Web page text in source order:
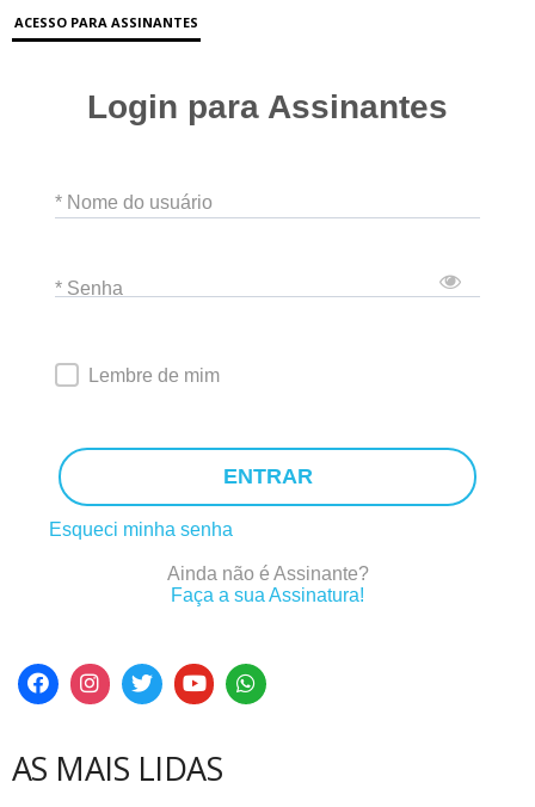
ACESSO PARA ASSINANTES
Login para Assinantes
* Nome do usuário
* Senha
Lembre de mim
ENTRAR
Esqueci minha senha
Ainda não é Assinante?
Faça a sua Assinatura!
AS MAIS LIDAS